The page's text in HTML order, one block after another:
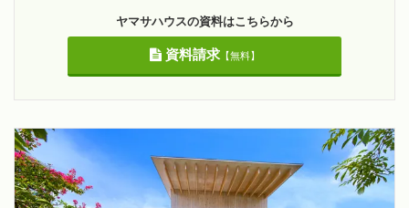
ヤマサハウスの資料はこちらから
資料請求【無料】